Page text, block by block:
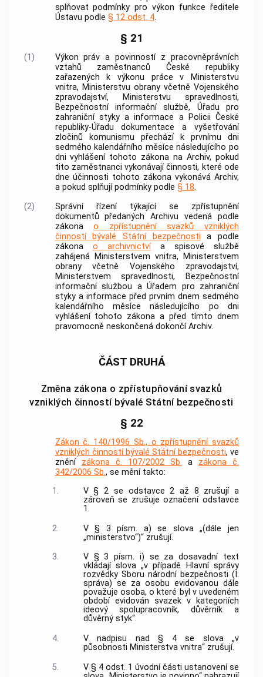
splňovat podmínky pro výkon funkce ředitele
Ústavu podle § 12 odst. 4.
§ 21
(1)
Výkon práv a povinností z pracovněprávních
vztahů zaměstnanců České republiky
zařazených k výkonu práce v Ministerstvu
vnitra, Ministerstvu obrany včetně Vojenského
zpravodajství, Ministerstvu spravedlnosti,
Bezpečnostní informační službě, Úřadu pro
zahraniční styky a informace a Policii České
republiky-Úřadu dokumentace a vyšetřování
zločinů komunismu přechází k prvnímu dni
sedmého kalendářního měsíce následujícího po
dni vyhlášení tohoto zákona na Archiv, pokud
tito zaměstnanci vykonávají činnosti, které ode
dne účinnosti tohoto zákona vykonává Archiv,
a pokud splňují podmínky podle § 18.
(2)
Správní řízení týkající se zpřístupnění
dokumentů předaných Archivu vedená podle
zákonao zpřístupnění svazků vzniklých
činností bývalé Státní bezpečnosti a podle
zákona o archivnictvía spisové službě
zahájená Ministerstvem vnitra, Ministerstvem
obrany včetně Vojenského zpravodajství,
Ministerstvem spravedlnosti, Bezpečnostní
informační službou a Úřadem pro zahraniční
styky a informace před prvním dnem sedmého
kalendářního měsíce následujícího po dni
vyhlášení tohoto zákona a před tímto dnem
pravomocně neskončená dokončí Archiv.
ČÁST DRUHÁ
Změna zákona o zpřístupňování svazků
vzniklých činností bývalé Státní bezpečnosti
§ 22
Zákon č. 140/1996 Sb., o zpřístupnění svazků
vzniklých činností bývalé Státní bezpečnosti, ve
znění zákona č. 107/2002 Sb. a zákona č.
342/2006 Sb., se mění takto:
1.
V § 2 se odstavce 2 až 8 zrušují a
zároveň se zrušuje označení odstavce
1.
2.
V § 3 písm. a) se slova „(dále jen
„ministerstvo“)“ zrušují.
3.
V § 3 písm. i) se za dosavadní text
vkládají slova „v případě Hlavní správy
rozvědky Sboru národní bezpečnosti (I.
správa) se za osobu evidovanou dále
považuje osoba, o které byl v uvedeném
období evidován svazek v kategoriích
ideový spolupracovník, důvěrník a
důvěrný styk“.
4.
V nadpisu nad § 4 se slova „v
působnosti Ministerstva vnitra“ zrušují.
5.
V § 4 odst. 1 úvodní části ustanovení se